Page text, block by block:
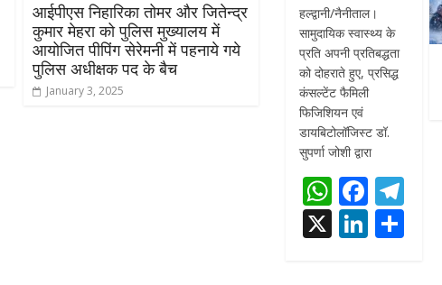
आईपीएस निहारिका तोमर और जितेन्द्र
कुमार मेहरा को पुलिस मुख्यालय में
आयोजित पीपिंग सेरेमनी में पहनाये गये
पुलिस अधीक्षक पद के बैच
January 3, 2025
हल्द्वानी/नैनीताल।
सामुदायिक स्वास्थ्य के
प्रति अपनी प्रतिबद्धता
को दोहराते हुए, प्रसिद्ध
कंसल्टेंट फैमिली
फिजिशियन एवं
डायबिटोलॉजिस्ट डॉ.
सुपर्णा जोशी द्वारा
W
h
at
F
ac
e
X Li